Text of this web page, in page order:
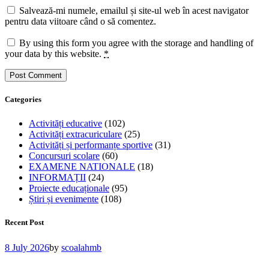
Salvează-mi numele, emailul și site-ul web în acest navigator
pentru data viitoare când o să comentez.
By using this form you agree with the storage and handling of
your data by this website. *
Categories
Activități educative (102)
Activități extracuriculare (25)
Activități și performanțe sportive (31)
Concursuri scolare (60)
EXAMENE NATIONALE (18)
INFORMAȚII (24)
Proiecte educaționale (95)
Știri și evenimente (108)
Recent Post
8 July 2026by scoalahmb